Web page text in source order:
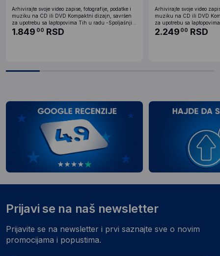
Arhivirajte svoje video zapise, fotografije, podatke i
muziku na CD ili DVD Kompaktni dizajn, savršen
za upotrebu sa laptopovima Tih u radu -Spoljašnji...
1.849 00 RSD
Arhivirajte svoje video
muziku na CD ili DVD
za upotrebu sa
2.249 00 RSD
Prijavi se na naš newsletter
Prijavite se na newsletter i prvi saznajte sve o novim
promocijama i popustima.